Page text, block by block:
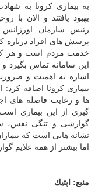
بهبود یافتند و الان
رئیس سازمان
خدمت مردم است و هر
این سامانه تماس بگیرد
اشاره به اهمیت و
بیماری کرونا اضافه
ها و رعایت فاصله های
گیری از این بیماری
گوارشی و تنگی نفس،
نشانه هایی است که
اما بیشتر از همه
منبع: اپتیك